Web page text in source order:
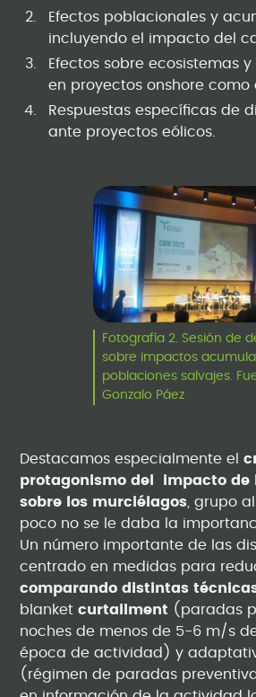
Efectos poblacionales y
incluyendo el impacto del
Efectos sobre ecosistemas
en proyectos onshore como
Respuestas específicas de
ante proyectos eólicos.
Fotografía 2. Sesión de
sobre impactos
poblaciones salvajes.
Gonzalo Páez
Destacamos especialmente el
protagonismo del impacto de
sobre los murciélagos , grupo
poco no se le daba la
Un número importante de las
centrado en medidas para
comparando distintas
blanketcurtailment (paradas
noches de menos de 5-6 m/s
época de actividad) y
(régimen de paradas